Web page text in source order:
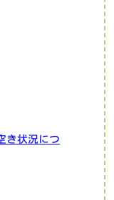
き状況につ